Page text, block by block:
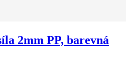
2mm PP, barevná